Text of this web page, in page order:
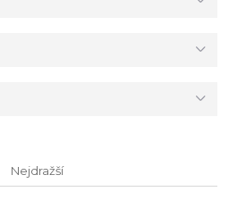
Nejdražší